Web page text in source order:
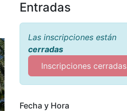
Entradas
Las inscripciones están
cerradas
Inscripciones cerradas
Fecha y Hora